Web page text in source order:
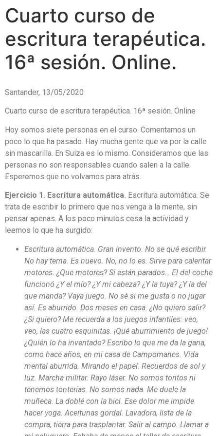
Cuarto curso de
escritura terapéutica.
16ª sesión. Online.
Santander, 13/05/2020
Cuarto curso de escritura terapéutica. 16ª sesión. Online
Hoy somos siete personas en el curso. Comentamos un
poco lo que ha pasado. Hay mucha gente que va por la calle
sin mascarilla. En Suiza es lo mismo. Consideramos que las
personas no son responsables cuando salen a la calle.
Esperemos que no volvamos para atrás.
Ejercicio 1. Escritura automática. Escritura automática. Se
trata de escribir lo primero que nos venga a la mente, sin
pensar apenas. A los poco minutos cesa la actividad y
leemos lo que ha surgido:
Escritura automática. Gran invento. No se qué escribir.
No hay tema. Es nuevo. No, no lo es. Sirve para calentar
motores. ¿Que motores? Si están parados… El del coche
funcionó ¿Y el mío? ¿Y mi cabeza? ¿Y la tuya? ¿Y la del
que manda? Vaya juego. No sé si me gusta o no jugar
así. Es aburrido. Dos meses en casa. ¿No quiero salir?
¿Si quiero? Me recuerda a los juegos infantiles: veo,
veo, las cuatro esquinitas. ¡Qué aburrimiento de juego!
¿Quién lo ha inventado? Escribo lo que me da la gana,
como hace años, en mi casa de Campomanes. Vida
mental aburrida. Mirando el papel. Recuerdos de sol y
luz. Marcha militar. Rayo láser. No somos tontos ni
tenemos tonterías. No somos nada. Me duele la
muñeca. La doblé con la bici. Ese dolor me impide
hacer yoga. Aceitunas gordal. Lavadora, lista de la
compra, tierra para trasplantar. Salir al campo. Llamar a